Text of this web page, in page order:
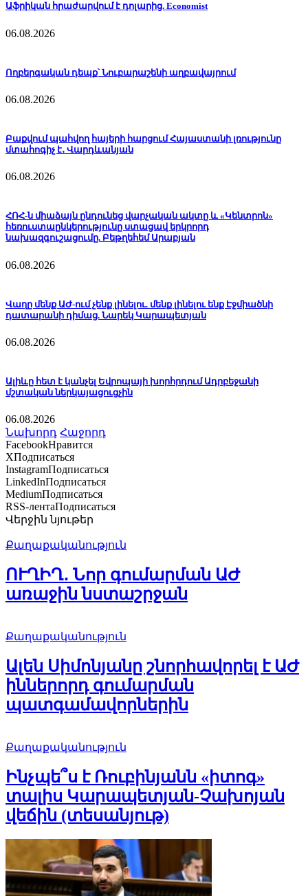
Աֆրիկան ​​հրաժարվում է դոլարից. Economist
06.08.2026
Ողբերգական դեպք՝ Նուբարաշենի աղբավայրում
06.08.2026
Բաքվում պահվող հայերի հարցում Հայաստանի լռությունը
մտահոգիչ է․ Վարդևանյան
06.08.2026
ՀՌՀ-ն միաձայն ընդունեց վարչական ակտը և «Կենտրոն»
հեռուստաընկերությունը ստացավ երկրորդ
նախազգուշացումը. Բեթղեհեմ Արաբյան
06.08.2026
Վաղը մենք ԱԺ-ում չենք լինելու. մենք լինելու ենք Էջմիածնի
դատարանի դիմաց. Նարեկ Կարապետյան
06.08.2026
Ալիևը հետ է կանչել Եվրոպայի խորհրդում Ադրբեջանի
մշտական ներկայացուցչին
06.08.2026
Նախորդ Հաջորդ
FacebookНравится
XПодписаться
InstagramПодписаться
LinkedInПодписаться
MediumПодписаться
RSS-лентаПодписаться
Վերջին նյութեր
Քաղաքականություն
ՈՒՂԻՂ․ Նոր գումարման ԱԺ
առաջին նստաշրջան
Քաղաքականություն
Ալեն Սիմոնյանը շնորհավորել է ԱԺ
իններորդ գումարման
պատգամավորներին
Քաղաքականություն
Ինչպե՞ս է Ռուբինյանն «իտոգ»
տալիս Կարապետյան-Չախոյան
վեճին (տեսանյութ)